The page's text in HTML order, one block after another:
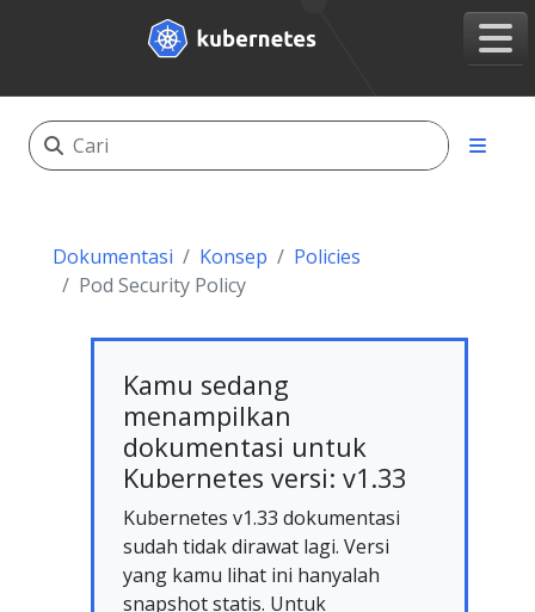
Dokumentasi Konsep
Policies
Pod Security Policy
Kamu sedang
menampilkan
dokumentasi untuk
Kubernetes versi: v1.33
Kubernetes v1.33 dokumentasi
sudah tidak dirawat lagi. Versi
yang kamu lihat ini hanyalah
snapshot statis. Untuk